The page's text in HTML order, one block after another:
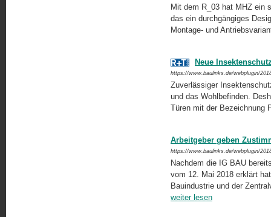
Mit dem R_03 hat MHZ ein
das ein durchgängiges
Montage- und
Neue
https://www.baulinks.de/webplugin/
Zuverlässiger
und das Wohlbefinden.
Türen mit der Bezeichnung
Arbeitgeber geben
https://www.baulinks.de/webplugin/
Nachdem die IG BAU
vom 12. Mai 2018 erklärt
Bauindustrie und der
weiter lesen